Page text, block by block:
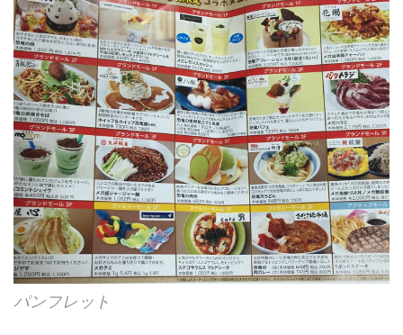
パンフレット